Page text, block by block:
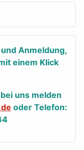
Anmeldung,
einem Klick
uns melden
oder Telefon: